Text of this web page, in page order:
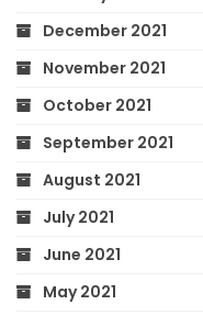
December 2021
November 2021
October 2021
September 2021
August 2021
July 2021
June 2021
May 2021